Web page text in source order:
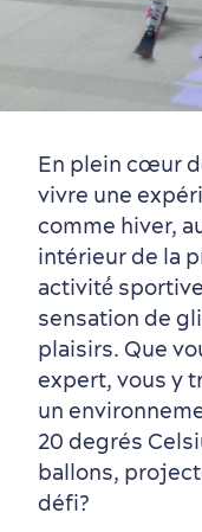
Quartiers
Incontournables
Quoi faire en
7 expériences
Produits locaux
Vieux-Québec
Forfaits et rabais
Itinéraires
En plein cœur
vivre une
comme hiver,
intérieur de la
activité́
sensation de
plaisirs. Que
expert, vous y
un
20 degrés
ballons,
défi?